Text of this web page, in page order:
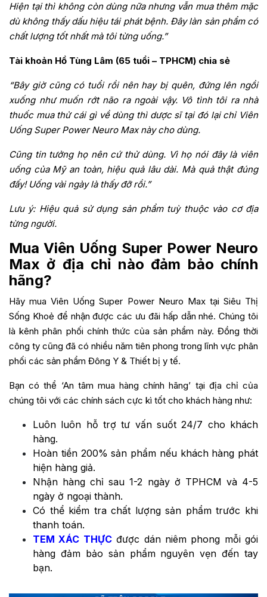
Hiện tại thì không còn dùng nữa nhưng vẫn mua thêm mặc
dù không thấy dấu hiệu tái phát bệnh. Đây làn sản phẩm có
chất lượng tốt nhất mà tôi từng uống.”
Tài khoản Hồ Tùng Lâm (65 tuổi – TPHCM) chia sẻ
“Bây giờ cũng có tuổi rồi nên hay bị quên, đứng lên ngồi
xuống như muốn rớt não ra ngoài vậy. Vô tình tôi ra nhà
thuốc mua thử cái gì về dùng thì dược sĩ tại đó lại chỉ Viên
Uống Super Power Neuro Max này cho dùng.
Cũng tin tưởng họ nên cứ thử dùng. Vì họ nói đây là viên
uống của Mỹ an toàn, hiệu quả lâu dài. Mà quả thật đúng
đấy! Uống vài ngày là thấy đỡ rồi.”
Lưu ý: Hiệu quả sử dụng sản phẩm tuỳ thuộc vào cơ địa
từng người.
Mua Viên Uống Super Power Neuro
Max ở địa chỉ nào đảm bảo chính
hãng?
Hãy mua Viên Uống Super Power Neuro Max tại Siêu Thị
Sống Khoẻ để nhận được các ưu đãi hấp dẫn nhé. Chúng tôi
là kênh phân phối chính thức của sản phẩm này. Đồng thời
công ty cũng đã có nhiều năm tiên phong trong lĩnh vực phân
phối các sản phẩm Đông Y & Thiết bị y tế.
Bạn có thể ‘An tâm mua hàng chính hãng’ tại địa chỉ của
chúng tôi với các chính sách cực kì tốt cho khách hàng như:
Luôn luôn hỗ trợ tư vấn suốt 24/7 cho khách
hàng.
Hoàn tiền 200% sản phẩm nếu khách hàng phát
hiện hàng giả.
Nhận hàng chỉ sau 1-2 ngày ở TPHCM và 4-5
ngày ở ngoại thành.
Có thể kiểm tra chất lượng sản phẩm trước khi
thanh toán.
TEM XÁC THỰCđược dán niêm phong mỗi gói
hàng đảm bảo sản phẩm nguyên vẹn đến tay
bạn.